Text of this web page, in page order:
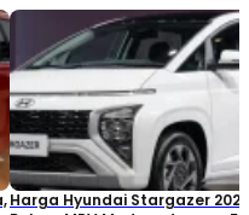
Harga Hyundai Stargazer 2022